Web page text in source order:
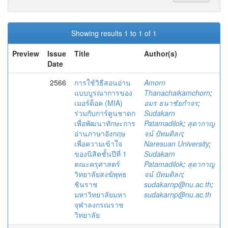
Showing results 1 to 1 of 1
Preview
Issue
Date
Title Author(s)
2566
การใช้วิธีสอนอ่าน
แบบบูรณาการของ
เมอร์ด็อค (MIA)
ร่วมกับการ์ตูนชาดก
เพื่อพัฒนาทักษะการ
อ่านภาษาอังกฤษ
เพื่อความเข้าใจ
ของนิสิตชั้นปีที่ 1
คณะครุศาสตร์
วิทยาลัยสงฆ์พุทธ
ชินราช
มหาวิทยาลัยมหา
จุฬาลงกรณราช
วิทยาลัย
Amorn
Thanachaikamchorn;
อมร ธนาชัยกำจร;
Sudakarn
Patamadilok; สุดากาญ
จน์ ปัทมดิลก;
Naresuan University;
Sudakarn
Patamadilok; สุดากาญ
จน์ ปัทมดิลก;
sudakarnp@nu.ac.th;
sudakarnp@nu.ac.th